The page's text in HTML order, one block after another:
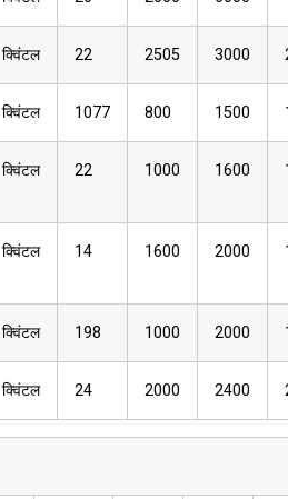
क्विंटल 22 2505 3000
क्विंटल 1077 800 1500
क्विंटल 22 1000 1600
क्विंटल 14 1600 2000
क्विंटल 198 1000 2000
क्विंटल 24 2000 2400